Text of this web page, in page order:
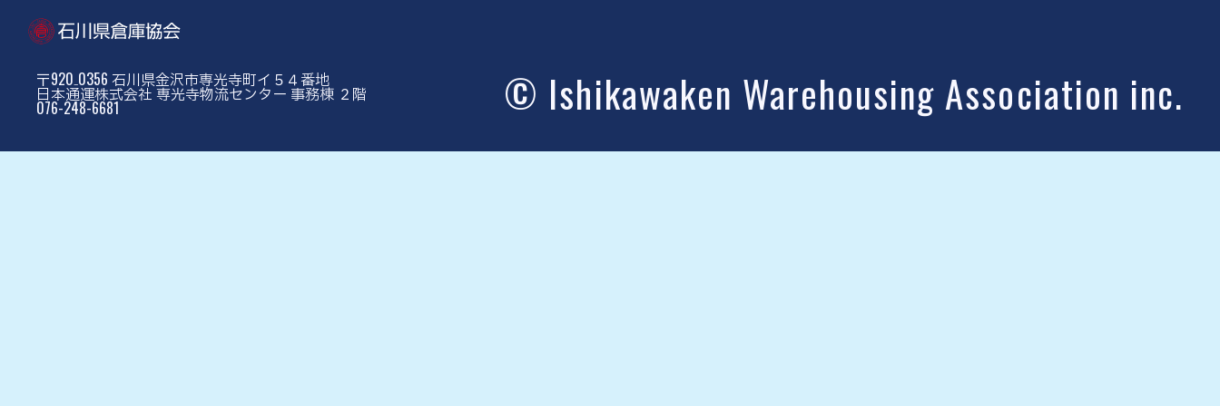
〒920₋0356 石川県金沢市専光寺町イ５４番地
日本通運株式会社 専光寺物流センター 事務棟 ２階
076-248-6681 © Ishikawaken Warehousing Association inc.